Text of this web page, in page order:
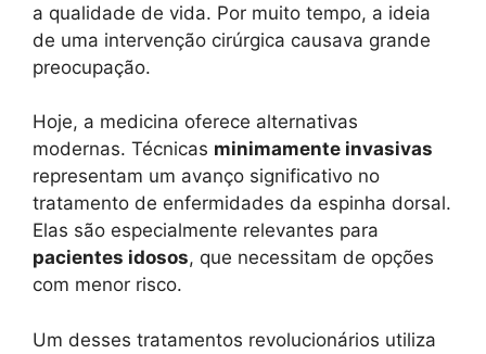
a qualidade de vida. Por muito tempo, a ideia
de uma intervenção cirúrgica causava grande
preocupação.
Hoje, a medicina oferece alternativas
modernas. Técnicas minimamente invasivas
representam um avanço significativo no
tratamento de enfermidades da espinha dorsal.
Elas são especialmente relevantes para
pacientes idosos, que necessitam de opções
com menor risco.
Um desses tratamentos revolucionários utiliza